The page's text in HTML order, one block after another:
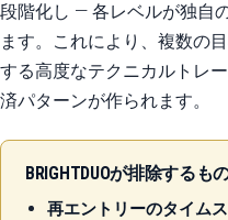
段階化し — 各レベルが独自
ます。これにより、複数の
する高度なテクニカルトレ
済パターンが作られます。
BRIGHTDUOが排除するも
再エントリーのタイム